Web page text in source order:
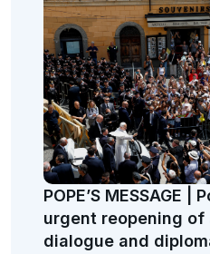
POPE’S MESSAGE |
urgent reopening of
dialogue and